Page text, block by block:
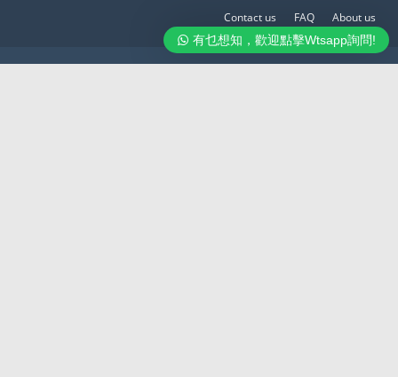
有乜想知，歡迎點擊Wtsapp詢問!
Contact us FAQ About us